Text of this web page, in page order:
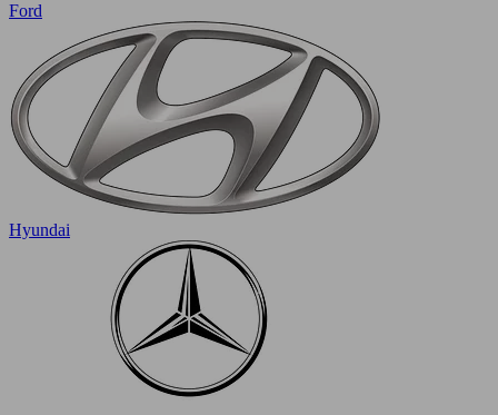
Ford
Hyundai